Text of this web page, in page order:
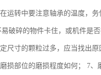
运转中要注意轴承的温度，
破碎的物件卡住，或机件是
尺寸的颗粒过多，应当找出
损部位的磨损程度如何； 7